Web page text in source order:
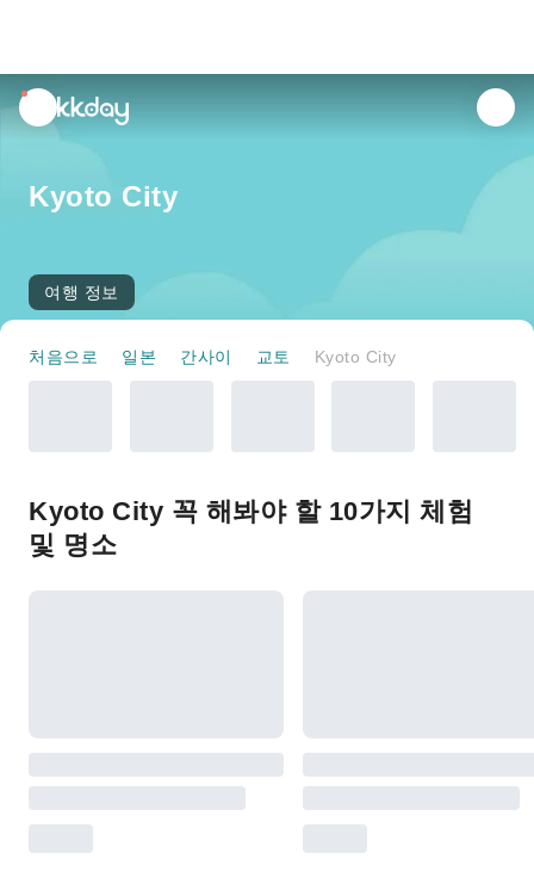
unread
notifications
Kyoto City
여행 정보
처음으로 일본 간사이 교토 Kyoto City
Kyoto City 꼭 해봐야 할 10가지 체험
및 명소